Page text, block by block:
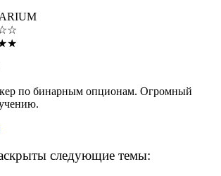
по бинарным опционам. Огромный
следующие темы: